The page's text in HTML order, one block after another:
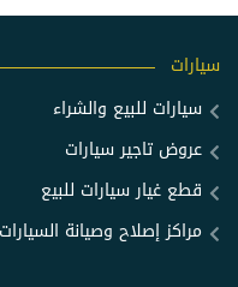
سيارات
سيارات للبيع والشراء
عروض تاجير سيارات
قطع غيار سيارات للبيع
مراكز إصلاح وصيانة السيارات